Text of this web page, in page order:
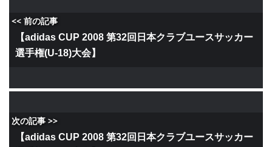
<< 前の記事
【adidas CUP 2008 第32回日本クラブユースサッカー
選手権(U-18)大会】
次の記事 >>
【adidas CUP 2008 第32回日本クラブユースサッカー